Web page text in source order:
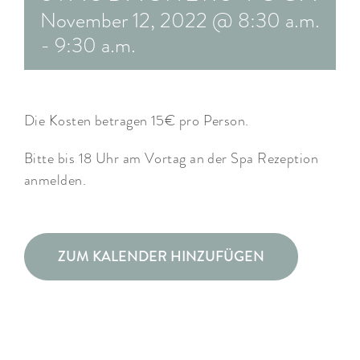
ARRANGEMENTS
WISSENSWERTES
November 12, 2022 @ 8:30 a.m.
- 9:30 a.m.
Die Kosten betragen 15€ pro Person.
Bitte bis 18 Uhr am Vortag an der Spa Rezeption
anmelden.
ZUM KALENDER HINZUFÜGEN